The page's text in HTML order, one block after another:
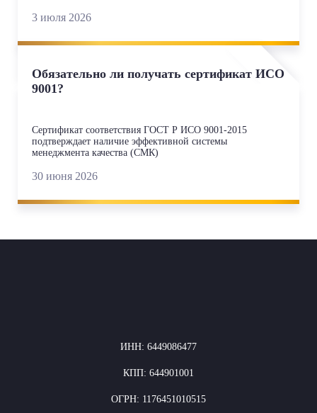
3 июля 2026
Обязательно ли получать сертификат ИСО
9001?
Сертификат соответствия ГОСТ Р ИСО 9001-2015
подтверждает наличие эффективной системы
менеджмента качества (СМК)
30 июня 2026
ИНН: 6449086477
КПП: 644901001
ОГРН: 1176451010515